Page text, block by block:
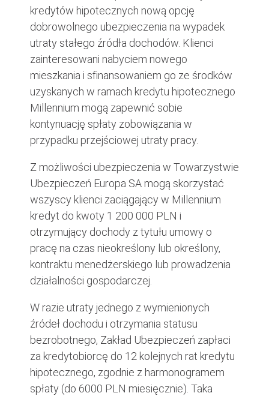
kredytów hipotecznych nową opcję
dobrowolnego ubezpieczenia na wypadek
utraty stałego źródła dochodów. Klienci
zainteresowani nabyciem nowego
mieszkania i sfinansowaniem go ze środków
uzyskanych w ramach kredytu hipotecznego
Millennium mogą zapewnić sobie
kontynuację spłaty zobowiązania w
przypadku przejściowej utraty pracy.
Z możliwości ubezpieczenia w Towarzystwie
Ubezpieczeń Europa SA mogą skorzystać
wszyscy klienci zaciągający w Millennium
kredyt do kwoty 1 200 000 PLN i
otrzymujący dochody z tytułu umowy o
pracę na czas nieokreślony lub określony,
kontraktu menedżerskiego lub prowadzenia
działalności gospodarczej.
W razie utraty jednego z wymienionych
źródeł dochodu i otrzymania statusu
bezrobotnego, Zakład Ubezpieczeń zapłaci
za kredytobiorcę do 12 kolejnych rat kredytu
hipotecznego, zgodnie z harmonogramem
spłaty (do 6000 PLN miesięcznie). Taka